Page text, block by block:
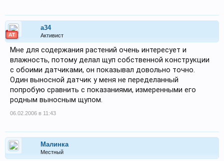
АТ
a34
Активист
Мне для содержания растений очень интересует и
влажность, потому делал щуп собственной конструкции
с обоими датчиками, он показывал довольно точно.
Один выносной датчик у меня не переделанный
попробую сравнить с показаниями, измеренными его
родным выносным щупом.
06.02.2006 в 11:43
Малинка
Местный